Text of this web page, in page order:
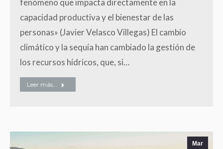
fenómeno que impacta directamente en la
capacidad productiva y el bienestar de las
personas» (Javier Velasco Villegas) El cambio
climático y la sequía han cambiado la gestión de
los recursos hídricos, que, si…
Leer más...
Mar